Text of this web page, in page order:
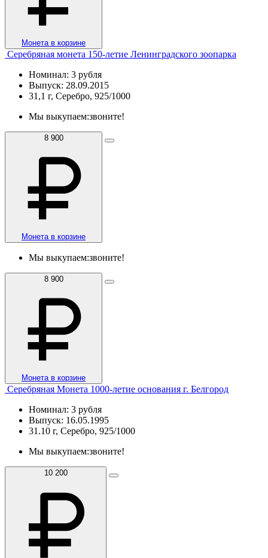
Монета в корзине
Серебряная монета 150-летие Ленинградского зоопарка
Номинал: 3 рубля
Выпуск: 28.09.2015
31,1 г, Серебро, 925/1000
Мы выкупаем:звоните!
8 900
Монета в корзине
Мы выкупаем:звоните!
8 900
Монета в корзине
Серебряная Монета 1000-летие основания г. Белгород
Номинал: 3 рубля
Выпуск: 16.05.1995
31.10 г, Серебро, 925/1000
Мы выкупаем:звоните!
10 200